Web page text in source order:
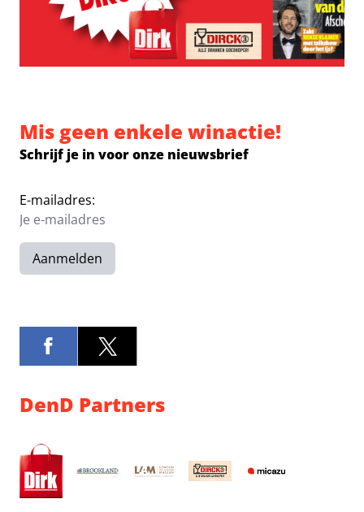
Mis geen enkele winactie!
Schrijf je in voor onze nieuwsbrief
E-mailadres:
Aanmelden
DenD Partners